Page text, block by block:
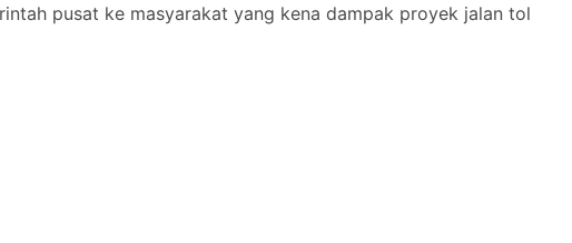
pusat ke masyarakat yang kena dampak proyek jalan tol